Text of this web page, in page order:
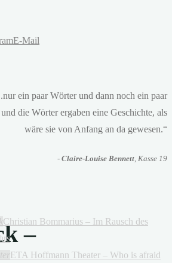
–
E-Mail
ein paar Wörter und dann noch ein paar
die Wörter ergaben eine Geschichte, als
wäre sie von Anfang an da gewesen.“
- Claire-Louise Bennett, Kasse 19
Christian Bommarius – Im Rausch des
ETA Hoffmann Theater – Who is afraid